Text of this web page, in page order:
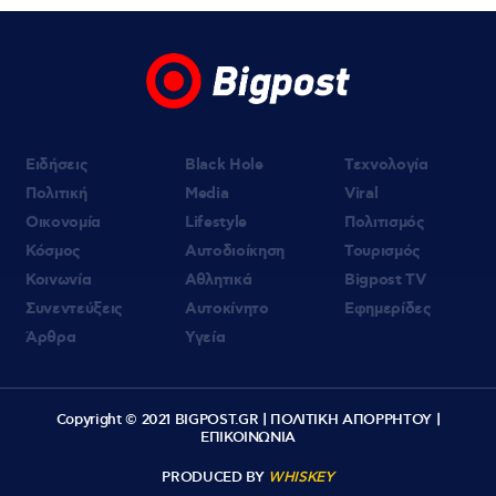
Ειδήσεις
Πολιτική
Οικονομία
Κόσμος
Κοινωνία
Συνεντεύξεις
Άρθρα
Black Hole
Media
Lifestyle
Αυτοδιοίκηση
Αθλητικά
Αυτοκίνητο
Υγεία
Τεχνολογία
Viral
Πολιτισμός
Τουρισμός
Bigpost TV
Εφημερίδες
Copyright © 2021 BIGPOST.GR | ΠΟΛΙΤΙΚΗ ΑΠΟΡΡΗΤΟΥ|
ΕΠΙΚΟΙΝΩΝΙΑ
PRODUCED BY WHISKEY